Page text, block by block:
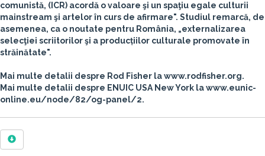
comunistă, (ICR) acordă o valoare şi un spaţiu egale culturii
mainstream şi artelor în curs de afirmare". Studiul remarcă, de
asemenea, ca o noutate pentru România, „externalizarea
selecţiei scriitorilor şi a producțiilor culturale promovate în
străinătate".
Mai multe detalii despre Rod Fisher la www.rodfisher.org.
Mai multe detalii despre ENUIC USA New York la www.eunic-
online.eu/node/82/og-panel/2.